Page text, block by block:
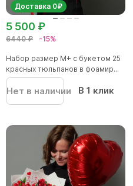
Доставка 0₽
6440 ₽ -15%
5 500 ₽
Набор размер M+ с букетом 25
красных тюльпанов в фоамир...
Нет в наличии В 1 клик